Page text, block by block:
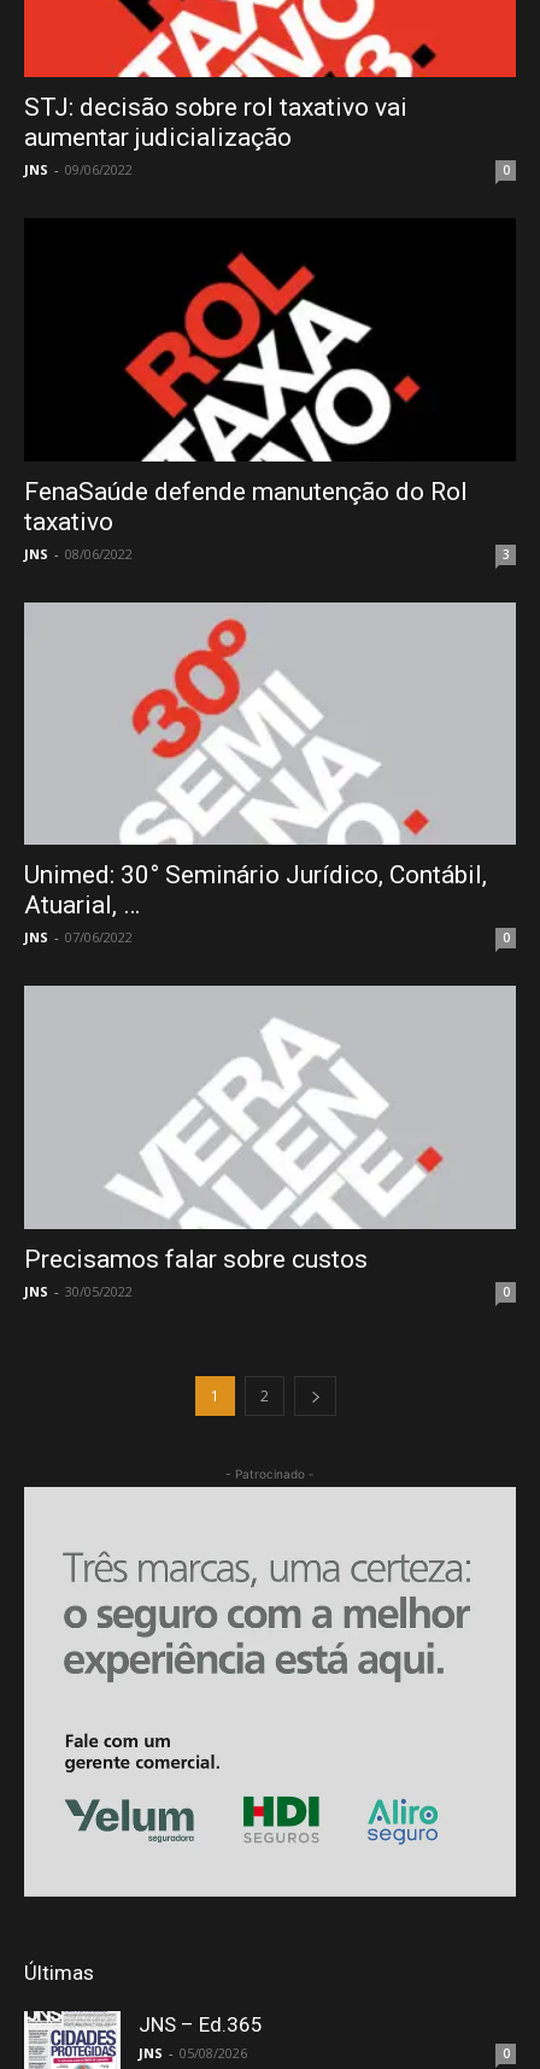
STJ: decisão sobre rol taxativo vai
aumentar judicialização
JNS - 09/06/2022 0
FenaSaúde defende manutenção do Rol
taxativo
JNS - 08/06/2022 3
Unimed: 30° Seminário Jurídico, Contábil,
Atuarial, …
JNS - 07/06/2022 0
Precisamos falar sobre custos
JNS - 30/05/2022 0
1 2
- Patrocinado -
Últimas
JNS – Ed.365
JNS - 05/08/2026 0